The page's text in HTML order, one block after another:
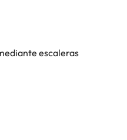
escaleras